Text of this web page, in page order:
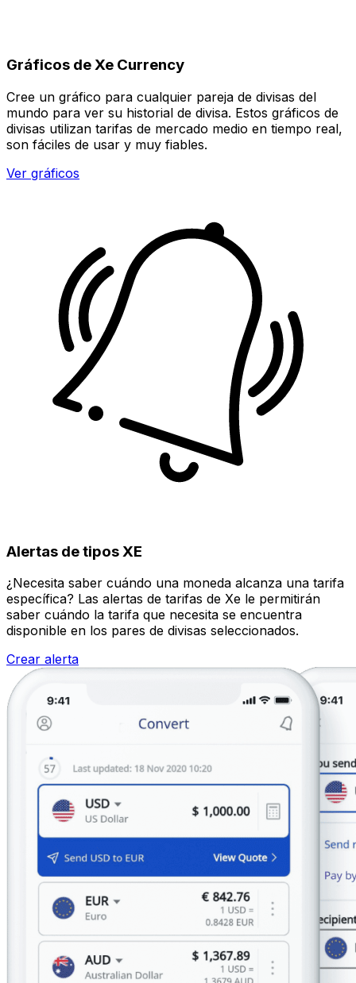
Gráficos de Xe Currency
Cree un gráfico para cualquier pareja de divisas del
mundo para ver su historial de divisa. Estos gráficos de
divisas utilizan tarifas de mercado medio en tiempo real,
son fáciles de usar y muy fiables.
Ver gráficos
Alertas de tipos XE
¿Necesita saber cuándo una moneda alcanza una tarifa
específica? Las alertas de tarifas de Xe le permitirán
saber cuándo la tarifa que necesita se encuentra
disponible en los pares de divisas seleccionados.
Crear alerta